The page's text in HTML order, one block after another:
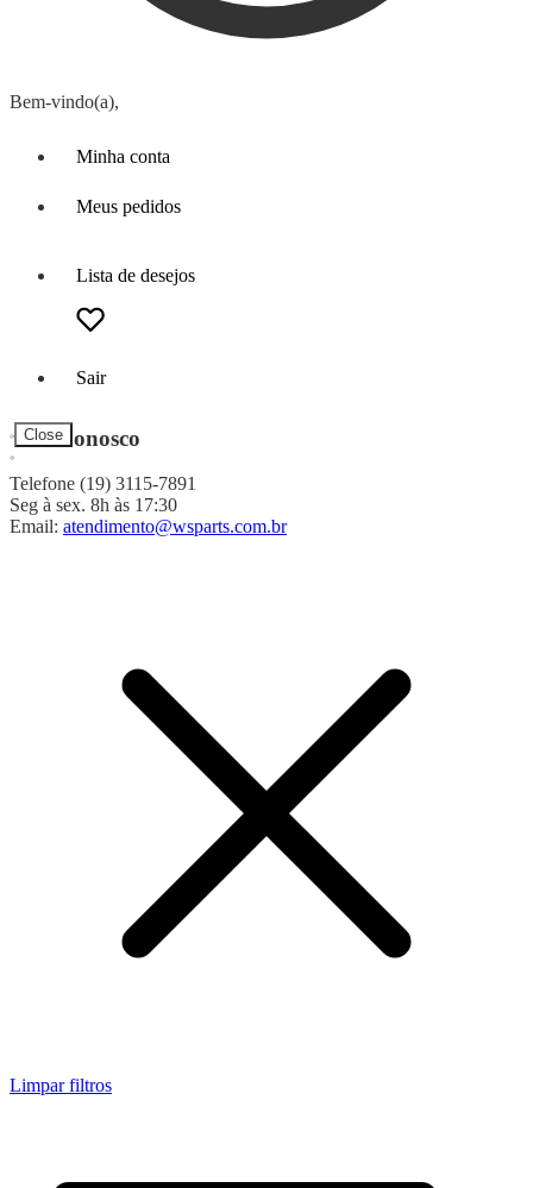
Bem-vindo(a),
Minha conta
Meus pedidos
Lista de desejos
Sair
Close
Fale Conosco
Telefone (19) 3115-7891
Seg à sex. 8h às 17:30
Email: atendimento@wsparts.com.br
Limpar filtros